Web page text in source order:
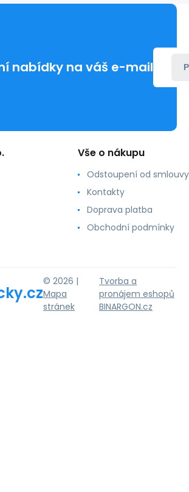
nabídky na váš e-mail
Vše o nákupu
Odstoupení od smlouvy
Kontakty
Doprava platba
Obchodní podmínky
© 2026 |
Mapa
stránek
Tvorba a
pronájem eshopů
BINARGON.cz